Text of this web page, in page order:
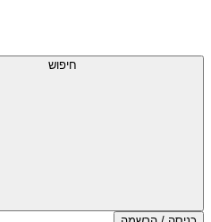
חיפוש